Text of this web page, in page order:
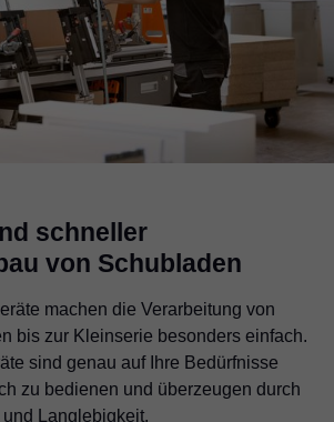
schneller
von Schubladen
machen die Verarbeitung von
bis zur Kleinserie besonders einfach.
sind genau auf Ihre Bedürfnisse
zu bedienen und überzeugen durch
Langlebigkeit.